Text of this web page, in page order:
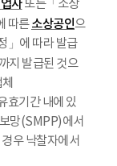
자또는「소상
따른소상공인으
」에 따라 발급
지 발급된 것으
효기간 내에 있
망(SMPP)에서
우 낙찰자에서